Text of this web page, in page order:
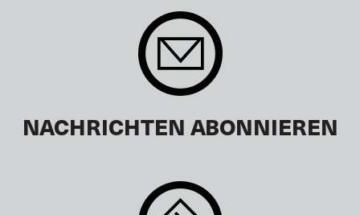
NACHRICHTEN ABONNIEREN